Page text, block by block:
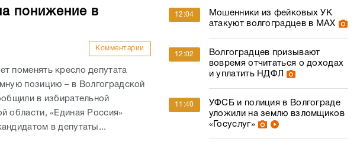
понижение в
Комментарии
поменять кресло депутата
позицию – в Волгоградской
в избирательной
области, «Единая Россия»
в депутаты...
12:04
Мошенники из фейковых УК
атакуют волгоградцев в МАХ
12:02
Волгоградцев призывают
вовремя отчитаться о доходах
и уплатить НДФЛ
11:40
УФСБ и полиция в Волгограде
уложили на землю взломщиков
«Госуслуг»